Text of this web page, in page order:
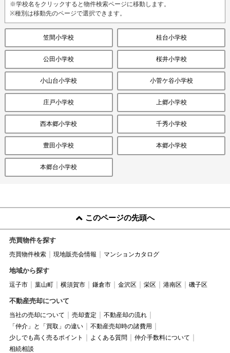
※学校名をクリックすると物件検索ページに移動します。
※種別は移動先のページで選択できます。
笠間小学校 桂台小学校
公田小学校 桜井小学校
小山台小学校 小菅ケ谷小学校
庄戸小学校 上郷小学校
西本郷小学校 千秀小学校
豊田小学校 本郷小学校
本郷台小学校
このページの先頭へ
売買物件を探す
売買物件検索 現地販売会情報 マンションカタログ
地域から探す
逗子市 葉山町 横須賀市 鎌倉市 金沢区 栄区 港南区 磯子区
不動産売却について
当社の売却について 売却査定
不動産却の流れ
「仲介」と「買取」の違い
不動産売却時の諸費用
少しでも高く売るポイント
よくある質問
仲介手数料について
相続相談